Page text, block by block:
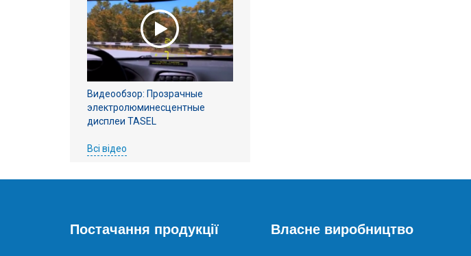
Видеообзор: Прозрачные
электролюминесцентные
дисплеи TASEL
Всі відео
Постачання продукції Власне виробництво